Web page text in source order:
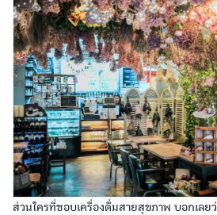
ส่วนใครที่ชอบเครื่องดื่มสายสุขภาพ บอกเลยว่